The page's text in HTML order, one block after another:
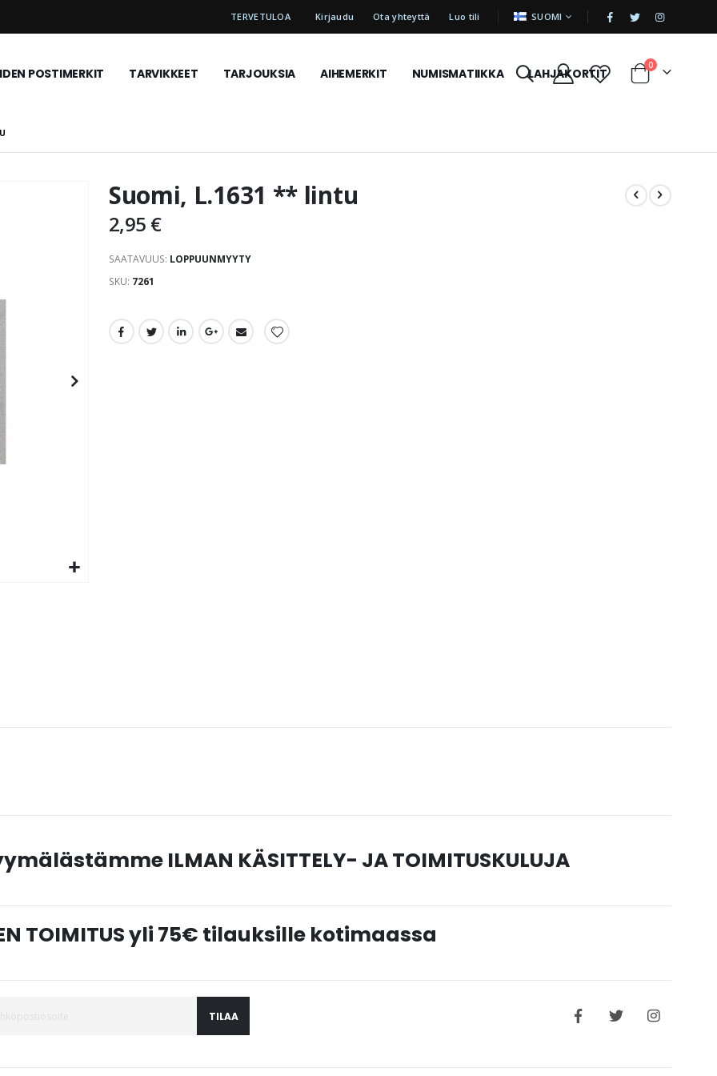
TERVETULOA Kirjaudu Ota yhteyttä Luo tili KIELI SUOMI |
POSTIMERKIT TARVIKKEET TARJOUKSIA AIHEMERKIT NUMISMATIIKKA LAHJAKORTIT Cart
0tuotetta
Suomi, L.1631 ** lintu
2,95 €
SAATAVUUS: LOPPUUNMYYTY
SKU 7261
ILMAN KÄSITTELY- JA TOIMITUSKULUJA
TOIMITUS yli 75€ tilauksille kotimaassa
TILAA